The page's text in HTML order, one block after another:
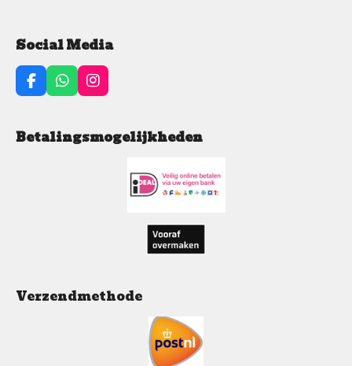
Social Media
F
a
e
b
W
h
t
s
I
n
a
Betalingsmogelijkheden
Verzendmethode